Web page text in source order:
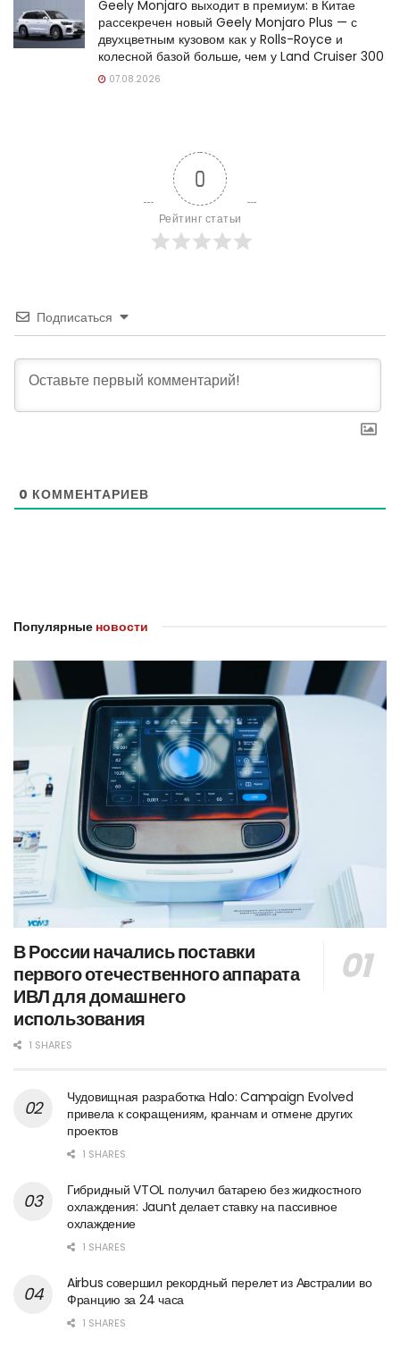
Geely Monjaro выходит в премиум: в Китае
рассекречен новый Geely Monjaro Plus — с
двухцветным кузовом как у Rolls-Royce и
колесной базой больше, чем у Land Cruiser 300
07.08.2026
0
Рейтинг статьи
Подписаться
0 КОММЕНТАРИЕВ
Популярные новости
В России начались поставки
первого отечественного аппарата
ИВЛ для домашнего
использования
1 SHARES
Чудовищная разработка Halo: Campaign Evolved
привела к сокращениям, кранчам и отмене других
проектов
1 SHARES
Гибридный VTOL получил батарею без жидкостного
охлаждения: Jaunt делает ставку на пассивное
охлаждение
1 SHARES
Airbus совершил рекордный перелет из Австралии во
Францию за 24 часа
1 SHARES